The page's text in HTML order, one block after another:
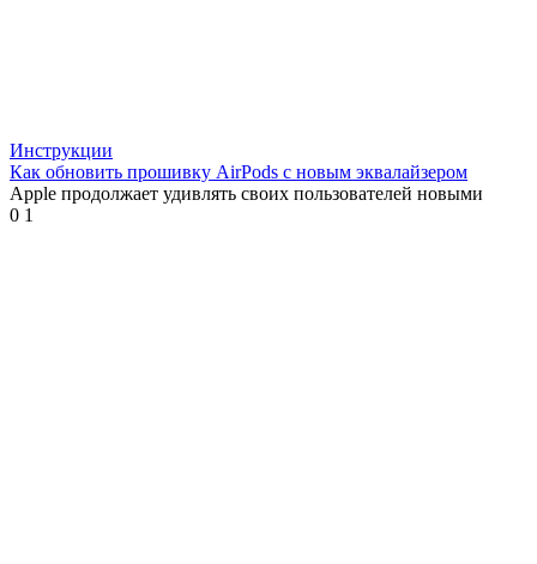
Инструкции
Как обновить прошивку AirPods с новым эквалайзером
Apple продолжает удивлять своих пользователей новыми
0 1